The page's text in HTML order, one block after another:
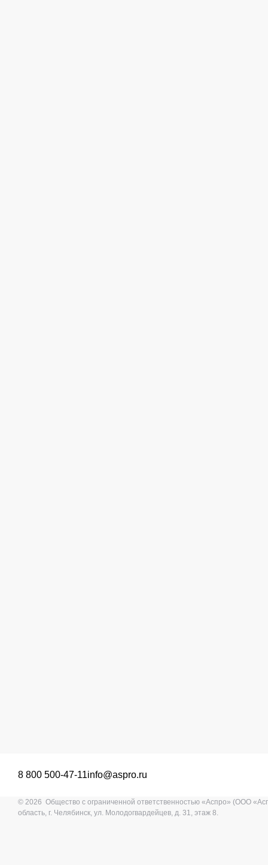
8 800 500-47-11info@aspro.ru
© 2026 Общество с ограниченной ответственностью «Аспро» (ООО
область, г. Челябинск, ул. Молодогвардейцев, д. 31, этаж 8.